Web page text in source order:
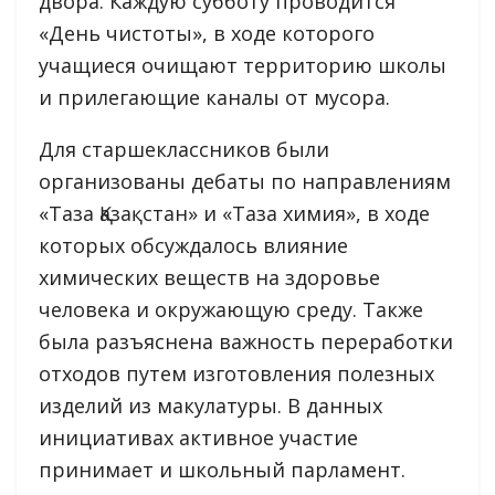
«День чистоты», в ходе которого
учащиеся очищают территорию школы
и прилегающие каналы от мусора.
Для старшеклассников были
организованы дебаты по направлениям
«Таза Қазақстан» и «Таза химия», в ходе
которых обсуждалось влияние
химических веществ на здоровье
человека и окружающую среду. Также
была разъяснена важность переработки
отходов путем изготовления полезных
изделий из макулатуры. В данных
инициативах активное участие
принимает и школьный парламент.